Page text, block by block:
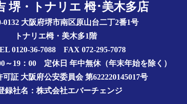
堺・トナリエ 栂･美木多店
0132 大阪府堺市南区原山台二丁2番1号
トナリエ栂・美木多1階
0120-36-7088 FAX 072-295-7078
～19：00 定休日 年中無休（年末年始を除く）
可証 大阪府公安委員会 第622220145017号
録社名：株式会社エバーチェンジ